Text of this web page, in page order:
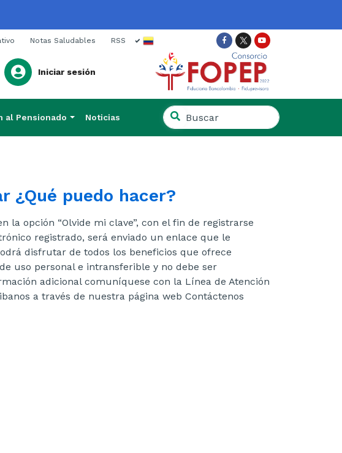
Notas Saludables RSS
Spanish Facebook
TwitterYoutube
Iniciar sesión
al Pensionado Noticias
Buscar
en
Buscar
¿Qué puedo hacer?
la opción “Olvide mi clave”, con el fin de registrarse
registrado, será enviado un enlace que le
disfrutar de todos los beneficios que ofrece
uso personal e intransferible y no debe ser
adicional comuníquese con la Línea de Atención
a través de nuestra página web Contáctenos